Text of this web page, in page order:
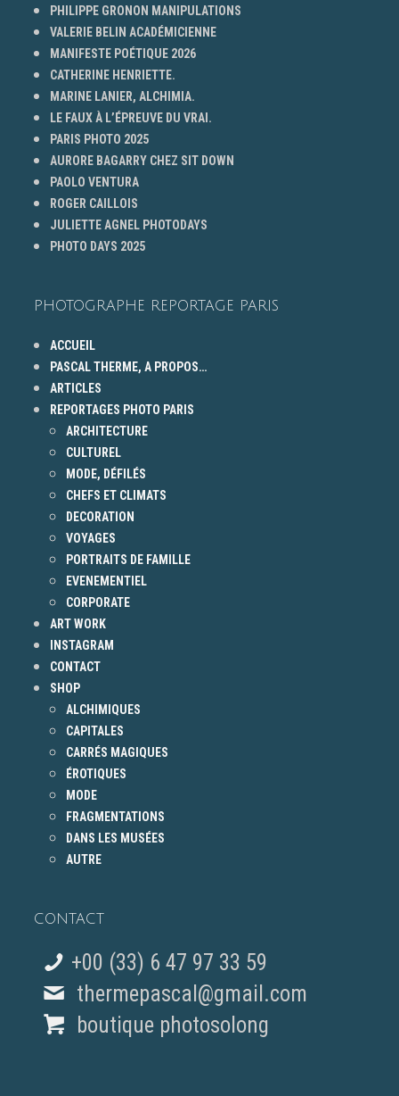
PHILIPPE GRONON MANIPULATIONS
VALERIE BELIN ACADÉMICIENNE
MANIFESTE POÉTIQUE 2026
CATHERINE HENRIETTE.
MARINE LANIER, ALCHIMIA.
LE FAUX À L’ÉPREUVE DU VRAI.
PARIS PHOTO 2025
AURORE BAGARRY CHEZ SIT DOWN
PAOLO VENTURA
ROGER CAILLOIS
JULIETTE AGNEL PHOTODAYS
PHOTO DAYS 2025
PHOTOGRAPHE REPORTAGE PARIS
ACCUEIL
PASCAL THERME, A PROPOS…
ARTICLES
REPORTAGES PHOTO PARIS
ARCHITECTURE
CULTUREL
MODE, DÉFILÉS
CHEFS ET CLIMATS
DECORATION
VOYAGES
PORTRAITS DE FAMILLE
EVENEMENTIEL
CORPORATE
ART WORK
INSTAGRAM
CONTACT
SHOP
ALCHIMIQUES
CAPITALES
CARRÉS MAGIQUES
ÉROTIQUES
MODE
FRAGMENTATIONS
DANS LES MUSÉES
AUTRE
CONTACT
+00 (33) 6 47 97 33 59
thermepascal@gmail.com
boutique photosolong